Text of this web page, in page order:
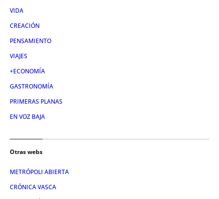
VIDA
CREACIÓN
PENSAMIENTO
VIAJES
+ECONOMÍA
GASTRONOMÍA
PRIMERAS PLANAS
EN VOZ BAJA
Otras webs
METRÓPOLI ABIERTA
CRÓNICA VASCA